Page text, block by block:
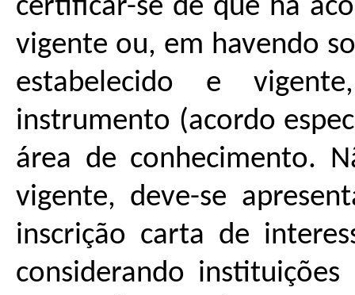
certificar-se de que há
vigente ou, em havendo
estabelecido e
instrumento (acordo
área de conhecimento.
vigente, deve-se
inscrição carta de
considerando